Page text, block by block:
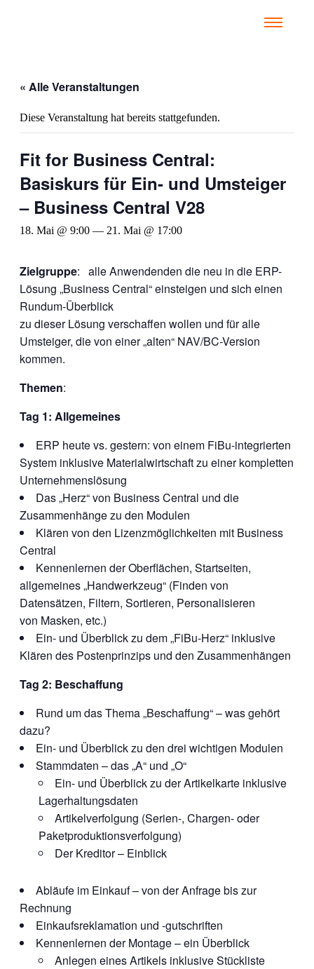
« Alle Veranstaltungen
Diese Veranstaltung hat bereits stattgefunden.
Fit for Business Central:
Basiskurs für Ein- und Umsteiger
– Business Central V28
18. Mai @ 9:00 — 21. Mai @ 17:00
Zielgruppe: alle Anwendenden die neu in die ERP-
Lösung „Business Central“ einsteigen und sich einen
Rundum-Überblick
zu dieser Lösung verschaffen wollen und für alle
Umsteiger, die von einer „alten“ NAV/BC-Version
kommen.
Themen:
Tag 1: Allgemeines
ERP heute vs. gestern: von einem FiBu-integrierten
System inklusive Materialwirtschaft zu einer kompletten
Unternehmenslösung
Das „Herz“ von Business Central und die
Zusammenhänge zu den Modulen
Klären von den Lizenzmöglichkeiten mit Business
Central
Kennenlernen der Oberflächen, Startseiten,
allgemeines „Handwerkzeug“ (Finden von
Datensätzen, Filtern, Sortieren, Personalisieren
von Masken, etc.)
Ein- und Überblick zu dem „FiBu-Herz“ inklusive
Klären des Postenprinzips und den Zusammenhängen
Tag 2: Beschaffung
Rund um das Thema „Beschaffung“ – was gehört
dazu?
Ein- und Überblick zu den drei wichtigen Modulen
Stammdaten – das „A“ und „O“
Ein- und Überblick zu der Artikelkarte inklusive
Lagerhaltungsdaten
Artikelverfolgung (Serien-, Chargen- oder
Paketproduktionsverfolgung)
Der Kreditor – Einblick
Abläufe im Einkauf – von der Anfrage bis zur
Rechnung
Einkaufsreklamation und -gutschriften
Kennenlernen der Montage – ein Überblick
Anlegen eines Artikels inklusive Stückliste